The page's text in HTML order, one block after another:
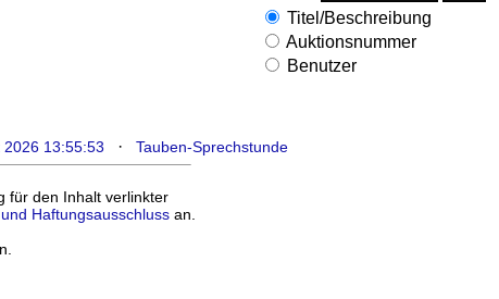
Titel/Beschreibung
Auktionsnummer
Benutzer
2026 13:55:53 · Tauben-Sprechstunde
für den Inhalt verlinkter
Haftungsausschlussan.